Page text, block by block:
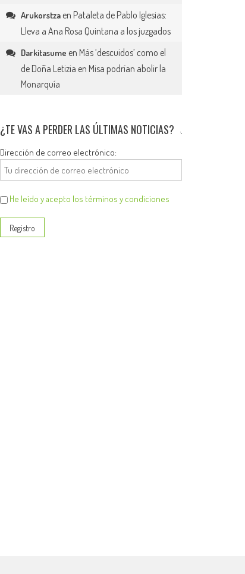
Arukorstza en Pataleta de Pablo Iglesias:
Lleva a Ana Rosa Quintana a los juzgados
Darkitasume en Más ‘descuidos’ como el
de Doña Letizia en Misa podrían abolir la
Monarquía
¿TE VAS A PERDER LAS ÚLTIMAS NOTICIAS?
Dirección de correo electrónico:
He leído y acepto los términos y condiciones